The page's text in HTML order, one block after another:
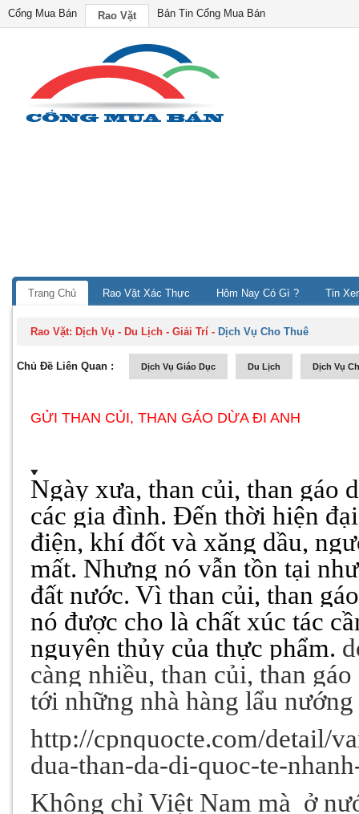
Cổng Mua Bán Rao Vặt Bản Tin Cổng Mua Bán
Trang Chủ Rao Vặt Xác Thực Hôm Nay Có Gì ? Tin
Rao Vặt: Dịch Vụ - Du Lịch - Giải Trí - Dịch Vụ Cho Thuê
Chủ Đề Liên Quan : Dịch Vụ Giáo Dục Du Lịch Dịch Vụ
GỬI THAN CỦI, THAN GÁO DỪA ĐI ANH
Ngày xưa, than củi, than gáo
các gia đình. Đến thời hiện
điện, khí đốt và xăng dầu,
mất. Nhưng nó vẫn tồn tại
đất nước. Vì than củi, than
nó được cho là chất xúc tác
nguyên thủy của thực phẩm.
càng nhiều, than củi, than
tới những nhà hàng lẩu
http://cpnquocte.com/detail/
dua-than-da-di-quoc-te-
Không chỉ Việt Nam mà ở